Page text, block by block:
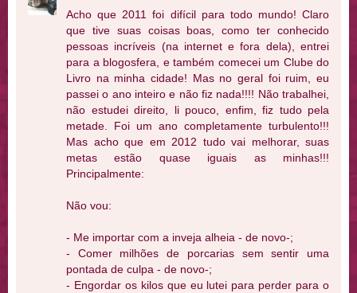
Acho que 2011 foi difícil para todo mundo! Claro
que tive suas coisas boas, como ter conhecido
pessoas incríveis (na internet e fora dela), entrei
para a blogosfera, e também comecei um Clube do
Livro na minha cidade! Mas no geral foi ruim, eu
passei o ano inteiro e não fiz nada!!!! Não trabalhei,
não estudei direito, li pouco, enfim, fiz tudo pela
metade. Foi um ano completamente turbulento!!!
Mas acho que em 2012 tudo vai melhorar, suas
metas estão quase iguais as minhas!!!
Principalmente:
Não vou:
- Me importar com a inveja alheia - de novo-;
- Comer milhões de porcarias sem sentir uma
pontada de culpa - de novo-;
- Engordar os kilos que eu lutei para perder para o